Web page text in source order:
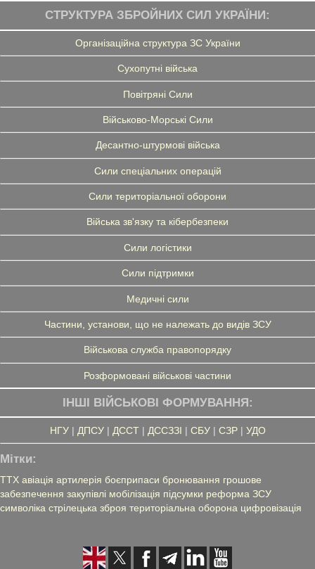
СТРУКТУРА ЗБРОЙНИХ СИЛ УКРАЇНИ:
Організаційна структура ЗС України
Сухопутні війська
Повітряні Сили
Військово-Морські Сили
Десантно-штурмові війська
Сили спеціальних операцій
Сили територіальної оборони
Війська зв'язку та кібербезпеки
Сили логістики
Сили підтримки
Медичні сили
Частини, установи, що не належать до видів ЗСУ
Військова служба правопорядку
Розформовані військові частини
ІНШІ ВІЙСЬКОВІ ФОРМУВАННЯ:
НГУ| ДПСУ| ДССТ| ДССЗЗІ | СБУ| СЗР| УДО
Мітки:
ТТХ авіація артилерія боєприпаси бронювання грошове
забезпечення закупівлі мобілізація підсумки реформа ЗСУ
символіка стрілецька зброя територіальна оборона цифровізація